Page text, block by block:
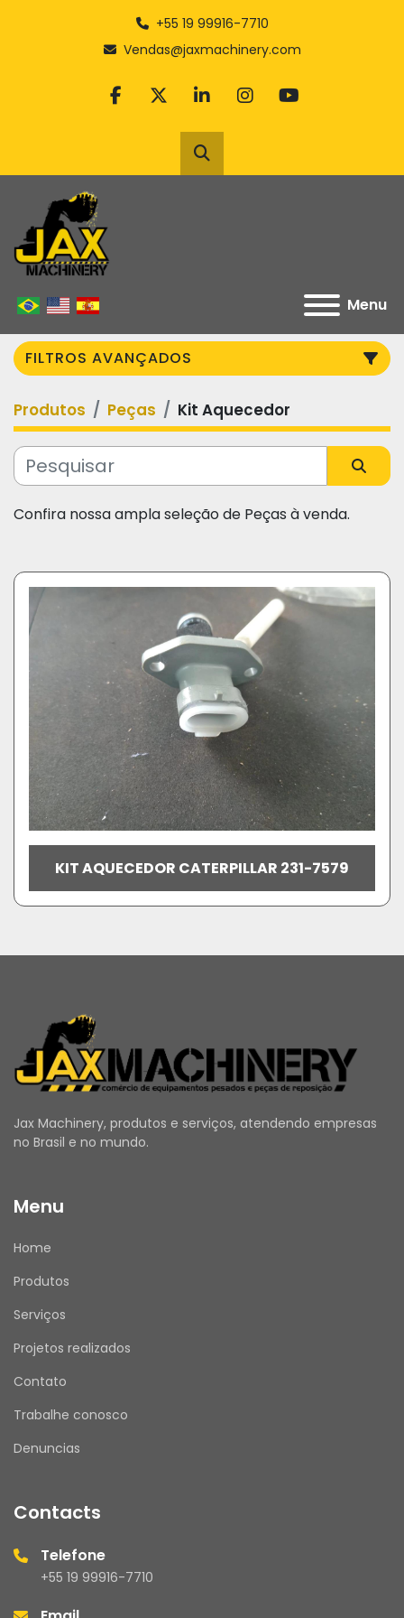
+55 19 99916-7710
Vendas@jaxmachinery.com
facebook
twitterlinkedininstagram
youtube
Pesquisar
Menu
FILTROS AVANÇADOS
Categoria
Fabricante
Produtos Peças Kit Aquecedor
Confira nossa ampla seleção de Peças à venda.
KIT AQUECEDOR CATERPILLAR 231-7579
Jax Machinery, produtos e serviços, atendendo empresas
no Brasil e no mundo.
Menu
Home
Produtos
Serviços
Projetos realizados
Contato
Trabalhe conosco
Denuncias
Contacts
Telefone
+55 19 99916-7710